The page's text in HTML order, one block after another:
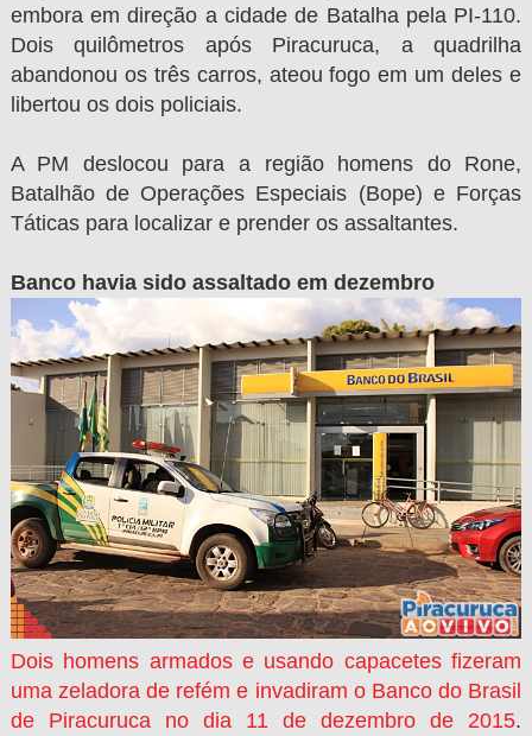
embora em direção a cidade de Batalha pela PI-110.
Dois quilômetros após Piracuruca, a quadrilha
abandonou os três carros, ateou fogo em um deles e
libertou os dois policiais.
A PM deslocou para a região homens do Rone,
Batalhão de Operações Especiais (Bope) e Forças
Táticas para localizar e prender os assaltantes.
Banco havia sido assaltado em dezembro
Dois homens armados e usando capacetes fizeram
uma zeladora de refém e invadiram o Banco do Brasil
de Piracuruca no dia 11 de dezembro de 2015.